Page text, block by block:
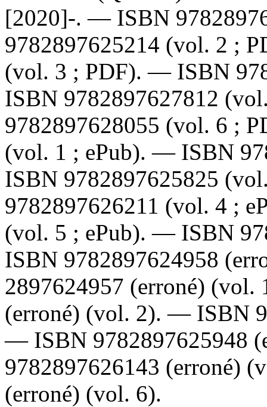
[2020]-. — ISBN
9782897625214 (vol. 2 ;
(vol. 3 ; PDF). — ISBN
ISBN 9782897627812
9782897628055 (vol. 6 ;
(vol. 1 ; ePub). — ISBN
ISBN 9782897625825
9782897626211 (vol. 4 ;
(vol. 5 ; ePub). — ISBN
ISBN 9782897624958
2897624957 (erroné)
(erroné) (vol. 2). — ISBN
— ISBN 9782897625948
9782897626143 (erroné)
(erroné) (vol. 6).